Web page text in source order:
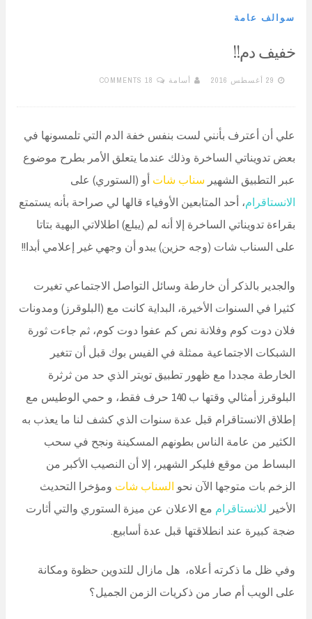
سوالف عامة
خفيف دم!!
29 أغسطس 2016 أسامة 18 COMMENTS
علي أن أعترف بأنني لست بنفس خفة الدم التي تلمسونها في
بعض تدويناتي الساخرة وذلك عندما يتعلق الأمر بطرح موضوع
عبر التطبيق الشهير سناب شات أو (الستوري) على
الانستاقرام، أحد المتابعين الأوفياء قالها لي صراحة بأنه يستمتع
بقراءة تدويناتي الساخرة إلا أنه لم (يبلع) اطلالاتي البهية بتاتا
على السناب شات (وجه حزين) يبدو أن وجهي غير إعلامي أبدا!!
والجدير بالذكر أن خارطة وسائل التواصل الاجتماعي تغيرت
كثيرا في السنوات الأخيرة، البداية كانت مع (البلوقرز) ومدونات
فلان دوت كوم وفلانة نص كم عفوا دوت كوم، ثم جاءت ثورة
الشبكات الاجتماعية ممثلة في الفيس بوك قبل أن تتغير
الخارطة مجددا مع ظهور تطبيق تويتر الذي حد من ثرثرة
البلوقرز أمثالي وقتها ب 140 حرف فقط، و حمي الوطيس مع
إطلاق الانستاقرام قبل عدة سنوات الذي كشف لنا ما يعذب به
الكثير من عامة الناس بطونهم المسكينة ونجح في سحب
البساط من موقع فليكر الشهير، إلا أن النصيب الأكبر من
الزخم بات متوجها الآن نحو السناب شات ومؤخرا التحديث
الأخير للانستاقرام مع الاعلان عن ميزة الستوري والتي أثارت
ضجة كبيرة عند انطلاقتها قبل عدة أسابيع.
وفي ظل ما ذكرته أعلاه، هل مازال للتدوين حظوة ومكانة
على الويب أم صار من ذكريات الزمن الجميل؟